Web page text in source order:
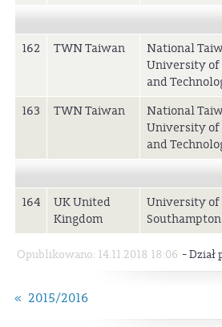
162 TWN Taiwan
National
University of
and
163 TWN Taiwan
National
University of
and
164
UK United
Kingdom
University of
Southampton
Opublikowano: 14.11.2018 18:06 -Dział
« 2015/2016